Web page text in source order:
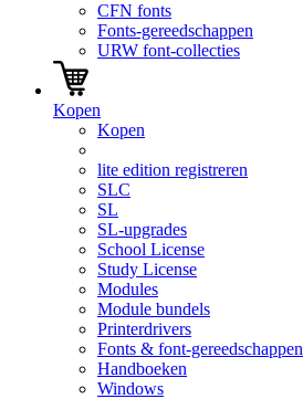
CFN fonts
Fonts-gereedschappen
URW font-collecties
Kopen
Kopen
lite edition registreren
SLC
SL
SL-upgrades
School License
Study License
Modules
Module bundels
Printerdrivers
Fonts & font-gereedschappen
Handboeken
Windows